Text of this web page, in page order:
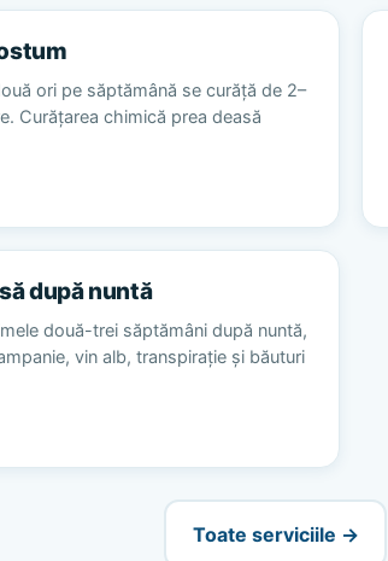
ori pe săptămână se curăță de 2–
Curățarea chimică prea deasă
după nuntă
două-trei săptămâni după nuntă,
vin alb, transpirație și băuturi
Toate serviciile →